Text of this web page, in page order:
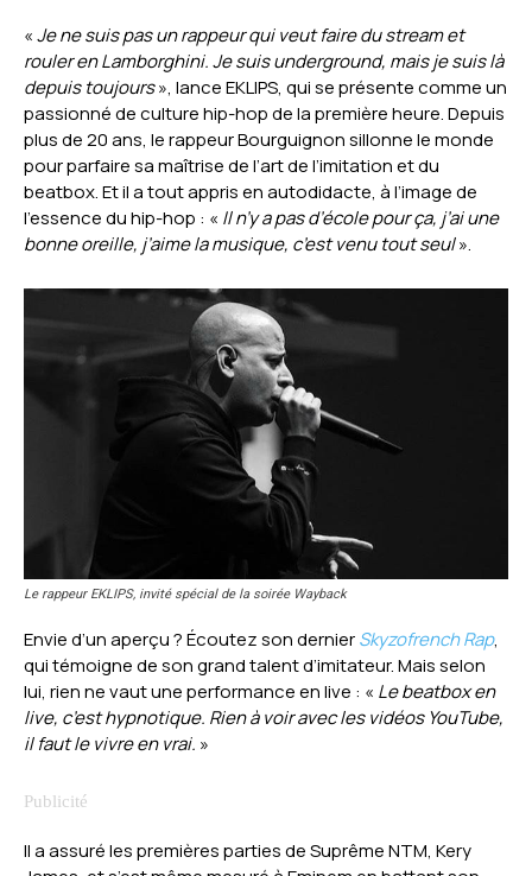
«Je ne suis pas un rappeur qui veut faire du stream et
rouler en Lamborghini. Je suis underground, mais je suis là
depuis toujours», lance EKLIPS, qui se présente comme un
passionné de culture hip-hop de la première heure. Depuis
plus de 20 ans, le rappeur Bourguignon sillonne le monde
pour parfaire sa maîtrise de l’art de l’imitation et du
beatbox. Et il a tout appris en autodidacte, à l’image de
l’essence du hip-hop : « Il n’y a pas d’école pour ça, j’ai une
bonne oreille, j’aime la musique, c’est venu tout seul».
Le rappeur EKLIPS, invité spécial de la soirée Wayback
Envie d’un aperçu ? Écoutez son dernierSkyzofrench Rap,
qui témoigne de son grand talent d’imitateur. Mais selon
lui, rien ne vaut une performance en live : « Le beatbox en
live, c’est hypnotique. Rien à voir avec les vidéos YouTube,
il faut le vivre en vrai. »
Il a assuré les premières parties de Suprême NTM, Kery